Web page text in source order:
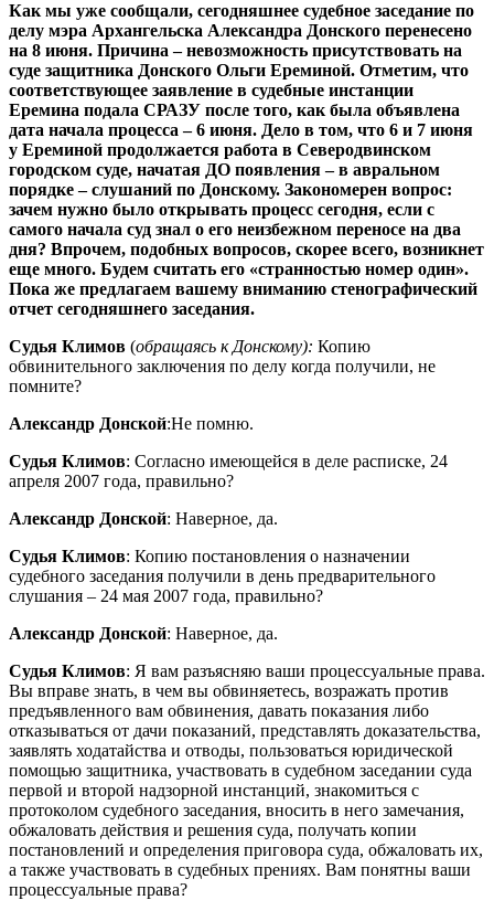
Как мы уже сообщали, сегодняшнее судебное заседание по
делу мэра Архангельска Александра Донского перенесено
на 8 июня. Причина – невозможность присутствовать на
суде защитника Донского Ольги Ереминой. Отметим, что
соответствующее заявление в судебные инстанции
Еремина подала СРАЗУ после того, как была объявлена
дата начала процесса – 6 июня. Дело в том, что 6 и 7 июня
у Ереминой продолжается работа в Северодвинском
городском суде, начатая ДО появления – в авральном
порядке – слушаний по Донскому. Закономерен вопрос:
зачем нужно было открывать процесс сегодня, если с
самого начала суд знал о его неизбежном переносе на два
дня? Впрочем, подобных вопросов, скорее всего, возникнет
еще много. Будем считать его «странностью номер один».
Пока же предлагаем вашему вниманию стенографический
отчет сегодняшнего заседания.
Судья Климов (обращаясь к Донскому): Копию
обвинительного заключения по делу когда получили, не
помните?
Александр Донской:Не помню.
Судья Климов: Согласно имеющейся в деле расписке, 24
апреля 2007 года, правильно?
Александр Донской: Наверное, да.
Судья Климов: Копию постановления о назначении
судебного заседания получили в день предварительного
слушания – 24 мая 2007 года, правильно?
Александр Донской: Наверное, да.
Судья Климов: Я вам разъясняю ваши процессуальные права.
Вы вправе знать, в чем вы обвиняетесь, возражать против
предъявленного вам обвинения, давать показания либо
отказываться от дачи показаний, представлять доказательства,
заявлять ходатайства и отводы, пользоваться юридической
помощью защитника, участвовать в судебном заседании суда
первой и второй надзорной инстанций, знакомиться с
протоколом судебного заседания, вносить в него замечания,
обжаловать действия и решения суда, получать копии
постановлений и определения приговора суда, обжаловать их,
а также участвовать в судебных прениях. Вам понятны ваши
процессуальные права?